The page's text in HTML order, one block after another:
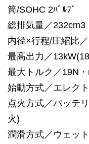
筒/SOHC 2ﾊﾞﾙﾌﾞ
総排気量／232cm3
内径×行程/圧縮比
最高出力／
最大トルク／19N
始動方式／エレク
点火方式／バッテ
火)
潤滑方式／ウェッ